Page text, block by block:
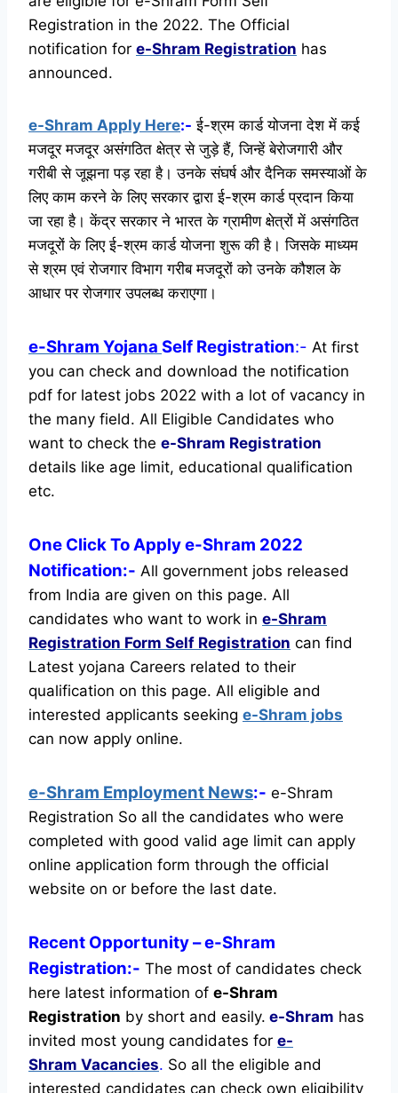
Registration in the 2022. The Official
notification for e-Shram Registration has
announced.
e-Shram Apply Here:- ई-श्रम कार्ड योजना देश में कई
मजदूर मजदूर असंगठित क्षेत्र से जुड़े हैं, जिन्हें बेरोजगारी और
गरीबी से जूझना पड़ रहा है। उनके संघर्ष और दैनिक समस्याओं के
लिए काम करने के लिए सरकार द्वारा ई-श्रम कार्ड प्रदान किया
जा रहा है। केंद्र सरकार ने भारत के ग्रामीण क्षेत्रों में असंगठित
मजदूरों के लिए ई-श्रम कार्ड योजना शुरू की है। जिसके माध्यम
से श्रम एवं रोजगार विभाग गरीब मजदूरों को उनके कौशल के
आधार पर रोजगार उपलब्ध कराएगा।
e-Shram Yojana Self Registration:- At first
you can check and download the notification
pdf for latest jobs 2022 with a lot of vacancy in
the many field. All Eligible Candidates who
want to check the e-Shram Registration
details like age limit, educational qualification
etc.
One Click To Apply e-Shram 2022
Notification:- All government jobs released
from India are given on this page. All
candidates who want to work in e-Shram
Registration Form Self Registration can find
Latest yojana Careers related to their
qualification on this page. All eligible and
interested applicants seeking e-Shram jobs
can now apply online.
e-Shram Employment News:- e-Shram
Registration So all the candidates who were
completed with good valid age limit can apply
online application form through the official
website on or before the last date.
Recent Opportunity– e-Shram
Registration:- The most of candidates check
here latest information of e-Shram
Registration by short and easily. e-Shram has
invited most young candidates for e-
Shram Vacancies. So all the eligible and
interested candidates can check own eligibility